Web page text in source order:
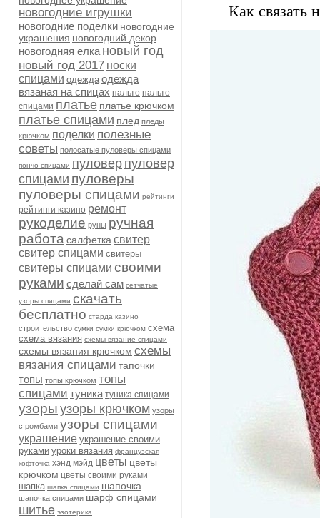
новогодние игрушки
новогодние поделки новогодние
украшения новогодний декор
новогодняя елка новый год
новый год 2017 носки
спицами одежда одежда
вязаная на спицах пальто пальто
спицами платье платье крючком
платье спицами плед пледы
крючком поделки полезные
советы полосатые пуловеры спицами
пончо спицами пуловер пуловер
спицами пуловеры
пуловеры спицами рейтинги
рейтинги казино ремонт
рукоделие руны ручная
работа салфетка свитер
свитер спицами свитеры
свитеры спицами своими
руками сделай сам сетчатые
узоры спицами скачать
бесплатно старда казино
строительство сумки сумки крючком схема
схема вязания схемы вязание спицами
схемы вязания крючком схемы
вязания спицами тапочки
топы топы крючком топы
спицами туника туника спицами
узоры узоры крючком узоры
с ромбами узоры спицами
украшение украшение своими
руками уроки вязания французская
кофточка хэнд мэйд цветы цветы
крючком цветы своими руками
шапка шапка спицами шапочка
шапочка спицами шарф спицами
шитье эзотерика
Как связать